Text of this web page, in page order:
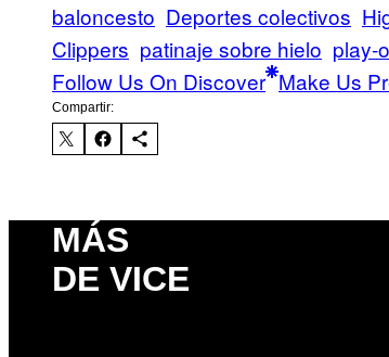
baloncesto Deportes colectivos
Clippers patinaje sobre hielo play-
Follow Us On Discover Make Us
Compartir:
MÁS
DE VICE